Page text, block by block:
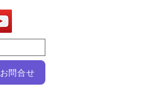
お問合せ